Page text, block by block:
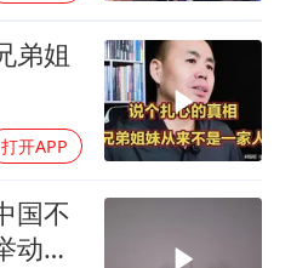
弟姐
打开APP
国不
动，